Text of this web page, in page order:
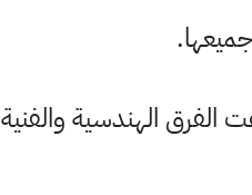
الفرق الهندسية والفنية